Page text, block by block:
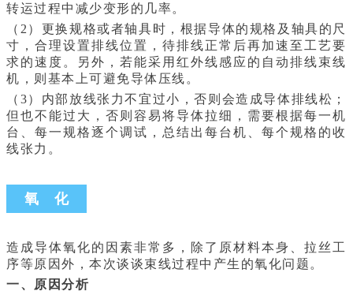
转运过程中减少变形的几率。
（2）更换规格或者轴具时，根据导体的规格及轴具的尺
寸，合理设置排线位置，待排线正常后再加速至工艺要
求的速度。另外，若能采用红外线感应的自动排线束线
机，则基本上可避免导体压线。
（3）内部放线张力不宜过小，否则会造成导体排线松；
但也不能过大，否则容易将导体拉细，需要根据每一机
台、每一规格逐个调试，总结出每台机、每个规格的收
线张力。
氧 化
造成导体氧化的因素非常多，除了原材料本身、拉丝工
序等原因外，本次谈谈束线过程中产生的氧化问题。
一、原因分析